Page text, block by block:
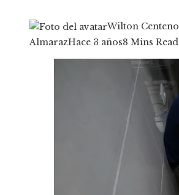
Wilton Centeno
AlmarazHace 3 años8 Mins Read